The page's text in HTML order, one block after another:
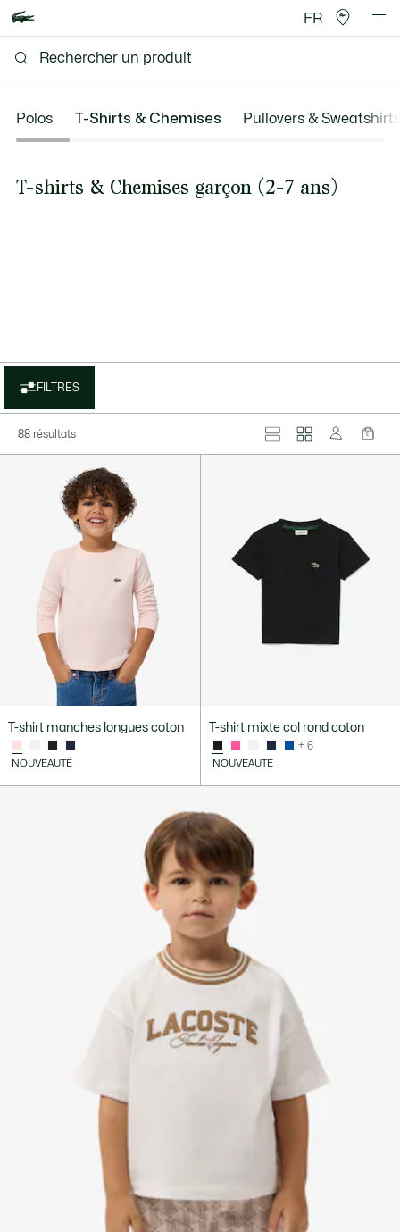
FR
Polos T-Shirts & Chemises Pullovers & Sweatshirts
T-shirts & Chemises garçon (2-7 ans)
FILTRES
88 résultats
T-shirt manches longues coton
NOUVEAUTÉ
T-shirt mixte col rond coton
+ 6
NOUVEAUTÉ